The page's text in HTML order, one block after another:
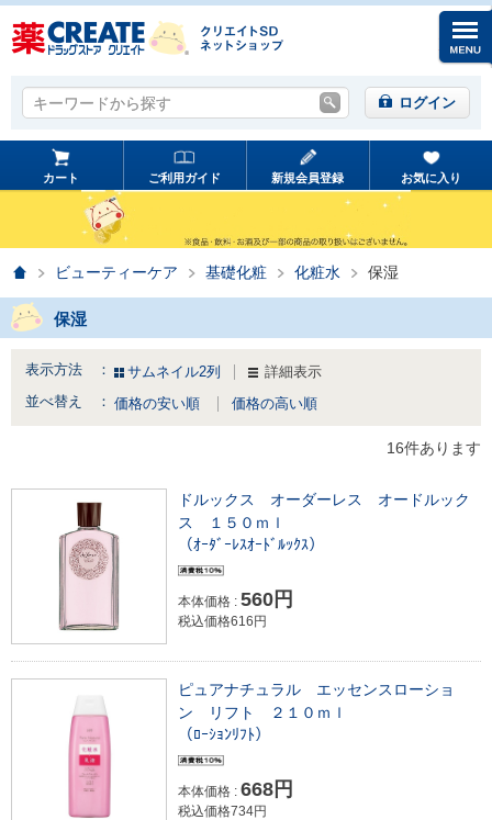
キーワードから探す
キーワードから探す ログイン
カート ご利用ガイド 新規会員登録 お気に入り
ホームビューティーケア 基礎化粧 化粧水 保湿
保湿
表示方法 ： サムネイル2列
詳細表示
並べ替え ： 価格の安い順 価格の高い順
16件あります
ドルックス オーダーレス オードルック
ス １５０ｍｌ
（ｵｰﾀﾞｰﾚｽｵｰﾄﾞﾙｯｸｽ）
本体価格 : 560円
税込価格616円
ピュアナチュラル エッセンスローショ
ン リフト ２１０ｍｌ
（ﾛｰｼｮﾝﾘﾌﾄ）
本体価格 : 668円
税込価格734円